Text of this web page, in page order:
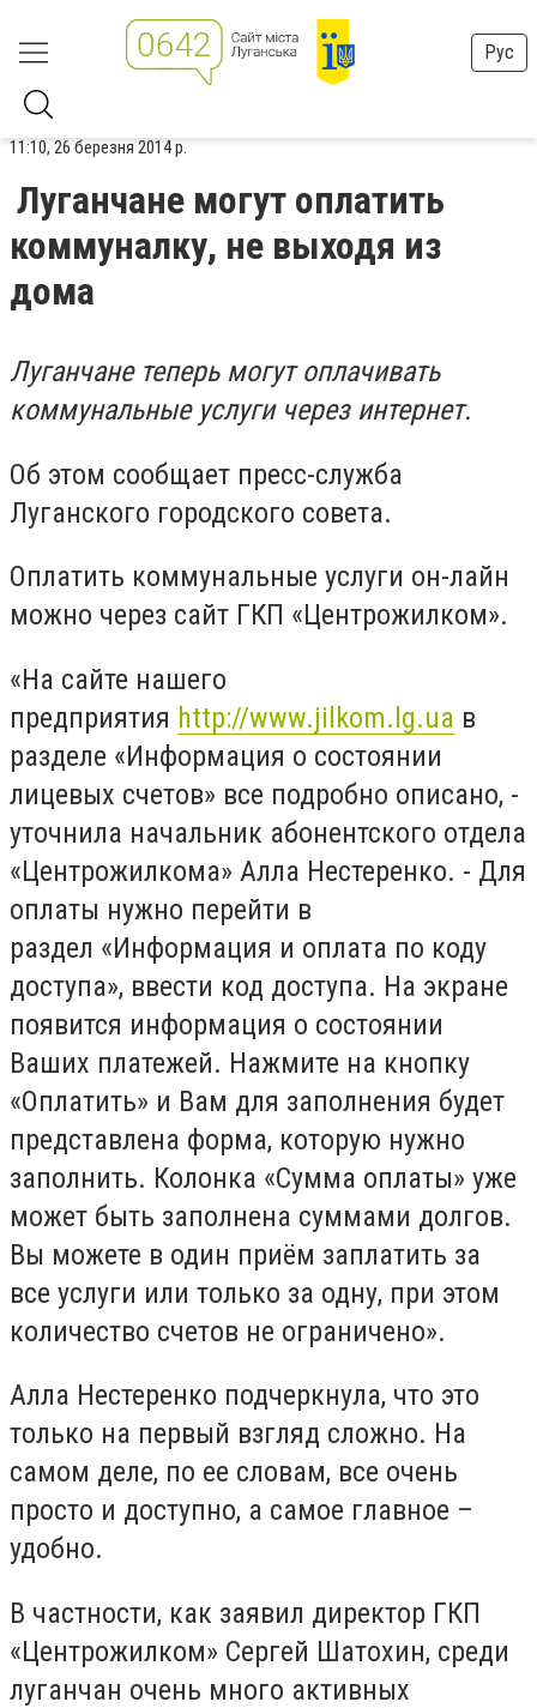
Рус
11:10, 26 березня 2014 р.
Луганчане могут оплатить
коммуналку, не выходя из
дома
Луганчане теперь могут оплачивать
коммунальные услуги через интернет.
Об этом сообщает пресс-служба
Луганского городского совета.
Оплатить коммунальные услуги он-лайн
можно через сайт ГКП «Центрожилком».
«На сайте нашего
предприятия http://www.jilkom.lg.ua в
разделе «Информация о состоянии
лицевых счетов» все подробно описано, -
уточнила начальник абонентского отдела
«Центрожилкома» Алла Нестеренко. - Для
оплаты нужно перейти в
раздел «Информация и оплата по коду
доступа», ввести код доступа. На экране
появится информация о состоянии
Ваших платежей. Нажмите на кнопку
«Оплатить» и Вам для заполнения будет
представлена форма, которую нужно
заполнить. Колонка «Сумма оплаты» уже
может быть заполнена суммами долгов.
Вы можете в один приём заплатить за
все услуги или только за одну, при этом
количество счетов не ограничено».
Алла Нестеренко подчеркнула, что это
только на первый взгляд сложно. На
самом деле, по ее словам, все очень
просто и доступно, а самое главное –
удобно.
В частности, как заявил директор ГКП
«Центрожилком» Сергей Шатохин, среди
луганчан очень много активных